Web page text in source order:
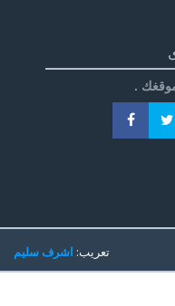
.
تعريب:اشرف سليم